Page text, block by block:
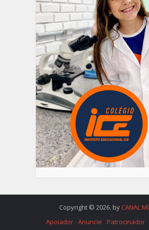
Copyright © 2026. by CANAL
Apoiador Anuncie Patrocinador